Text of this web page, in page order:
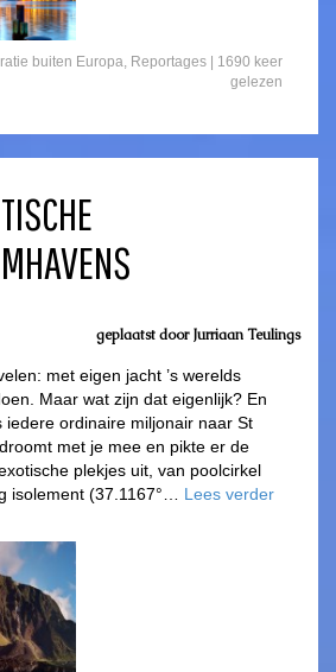
buiten Europa, Reportages | 1690 keer
gelezen
geplaatst door Jurriaan Teulings
met eigen jacht ’s werelds
Maar wat zijn dat eigenlijk? En
iedere ordinaire miljonair naar St
met je mee en pikte er de
plekjes uit, van poolcirkel
isolement (37.1167°… Lees verder